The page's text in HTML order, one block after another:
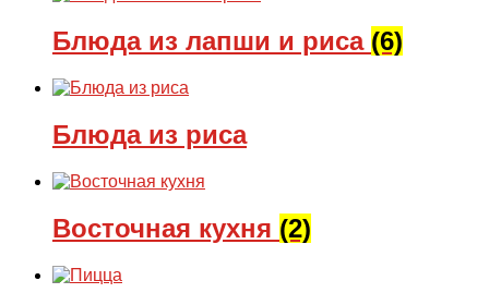
Блюда из лапши и риса (6)
Блюда из риса
Восточная кухня (2)